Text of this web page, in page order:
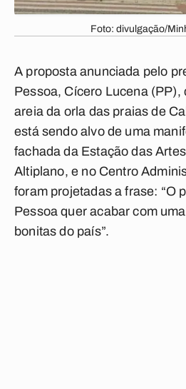
Foto: divulgação/
A proposta anunciada pelo
Pessoa, Cícero Lucena (PP),
areia da orla das praias de
está sendo alvo de uma
fachada da Estação das
Altiplano, e no Centro
foram projetadas a frase: “O
Pessoa quer acabar com
bonitas do país”.